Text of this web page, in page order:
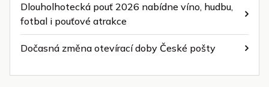
Dlouholhotecká pouť 2026 nabídne víno, hudbu,
fotbal i pouťové atrakce
Dočasná změna otevírací doby České pošty